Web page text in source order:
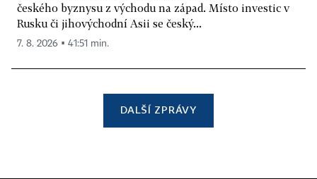
českého byznysu z východu na západ. Místo investic v
Rusku či jihovýchodní Asii se český...
7. 8. 2026 ▪ 41:51 min.
DALŠÍ ZPRÁVY